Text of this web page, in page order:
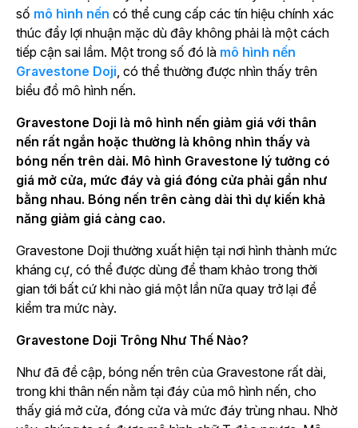
số mô hình nến có thể cung cấp các tín hiệu chính xác
thúc đẩy lợi nhuận mặc dù đây không phải là một cách
tiếp cận sai lầm. Một trong số đó là mô hình nến
Gravestone Doji, có thể thường được nhìn thấy trên
biểu đồ mô hình nến.
Gravestone Doji là mô hình nến giảm giá với thân
nến rất ngắn hoặc thường là không nhìn thấy và
bóng nến trên dài. Mô hình Gravestone lý tưởng có
giá mở cửa, mức đáy và giá đóng cửa phải gần như
bằng nhau. Bóng nến trên càng dài thì dự kiến khả
năng giảm giá càng cao.
Gravestone Doji thường xuất hiện tại nơi hình thành mức
kháng cự, có thể được dùng để tham khảo trong thời
gian tới bất cứ khi nào giá một lần nữa quay trở lại để
kiểm tra mức này.
Gravestone Doji Trông Như Thế Nào?
Như đã đề cập, bóng nến trên của Gravestone rất dài,
trong khi thân nến nằm tại đáy của mô hình nến, cho
thấy giá mở cửa, đóng cửa và mức đáy trùng nhau. Nhờ